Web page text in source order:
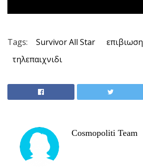
Tags: Survivor All Star επιβιωση
τηλεπαιχνιδι
Cosmopoliti Team